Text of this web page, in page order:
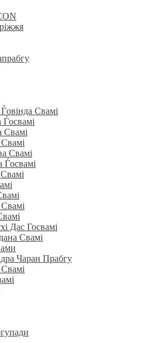
Ѓовінда Свамі
Ѓосвамі
Свамі
Свамі
Свамі
Ѓосвамі
Дас Госвамі
Свамі
Чаран Прабгу